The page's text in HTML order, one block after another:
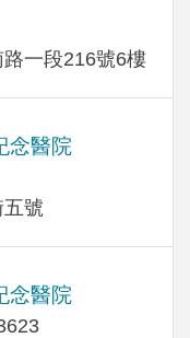
一段216號6樓
念醫院
號
念醫院